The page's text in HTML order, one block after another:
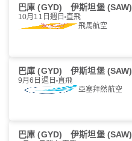
巴庫 (GYD) 伊斯坦堡 (SAW)
10月11日週日 直飛
飛馬航空
巴庫 (GYD) 伊斯坦堡 (SAW)
9月6日週日 直飛
亞塞拜然航空
巴庫 (GYD) 伊斯坦堡 (SAW)